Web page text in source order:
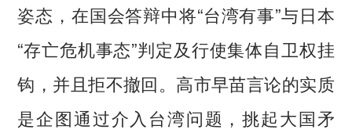
姿态，在国会答辩中将“台湾有事”与日本
“存亡危机事态”判定及行使集体自卫权挂
钩，并且拒不撤回。高市早苗言论的实质
是企图通过介入台湾问题，挑起大国矛